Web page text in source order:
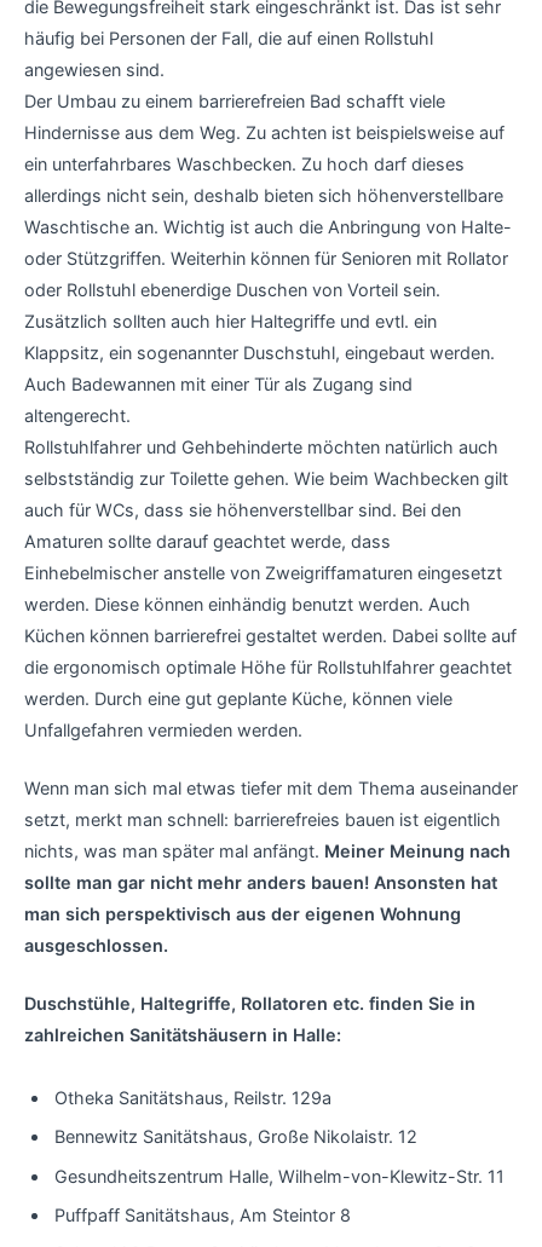
die Bewegungsfreiheit stark eingeschränkt ist. Das ist sehr
häufig bei Personen der Fall, die auf einen Rollstuhl
angewiesen sind.
Der Umbau zu einem barrierefreien Bad schafft viele
Hindernisse aus dem Weg. Zu achten ist beispielsweise auf
ein unterfahrbares Waschbecken. Zu hoch darf dieses
allerdings nicht sein, deshalb bieten sich höhenverstellbare
Waschtische an. Wichtig ist auch die Anbringung von Halte-
oder Stützgriffen. Weiterhin können für Senioren mit Rollator
oder Rollstuhl ebenerdige Duschen von Vorteil sein.
Zusätzlich sollten auch hier Haltegriffe und evtl. ein
Klappsitz, ein sogenannter Duschstuhl, eingebaut werden.
Auch Badewannen mit einer Tür als Zugang sind
altengerecht.
Rollstuhlfahrer und Gehbehinderte möchten natürlich auch
selbstständig zur Toilette gehen. Wie beim Wachbecken gilt
auch für WCs, dass sie höhenverstellbar sind. Bei den
Amaturen sollte darauf geachtet werde, dass
Einhebelmischer anstelle von Zweigriffamaturen eingesetzt
werden. Diese können einhändig benutzt werden. Auch
Küchen können barrierefrei gestaltet werden. Dabei sollte auf
die ergonomisch optimale Höhe für Rollstuhlfahrer geachtet
werden. Durch eine gut geplante Küche, können viele
Unfallgefahren vermieden werden.
Wenn man sich mal etwas tiefer mit dem Thema auseinander
setzt, merkt man schnell: barrierefreies bauen ist eigentlich
nichts, was man später mal anfängt. Meiner Meinung nach
sollte man gar nicht mehr anders bauen! Ansonsten hat
man sich perspektivisch aus der eigenen Wohnung
ausgeschlossen.
Duschstühle, Haltegriffe, Rollatoren etc. finden Sie in
zahlreichen Sanitätshäusern in Halle:
Otheka Sanitätshaus, Reilstr. 129a
Bennewitz Sanitätshaus, Große Nikolaistr. 12
Gesundheitszentrum Halle, Wilhelm-von-Klewitz-Str. 11
Puffpaff Sanitätshaus, Am Steintor 8